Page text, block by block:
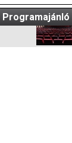
Programajánló